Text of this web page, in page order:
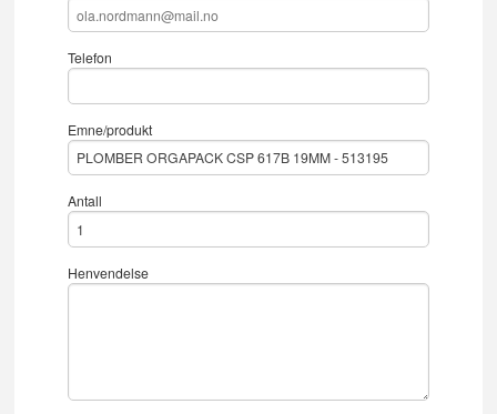
Telefon
Emne/produkt
Antall
Henvendelse